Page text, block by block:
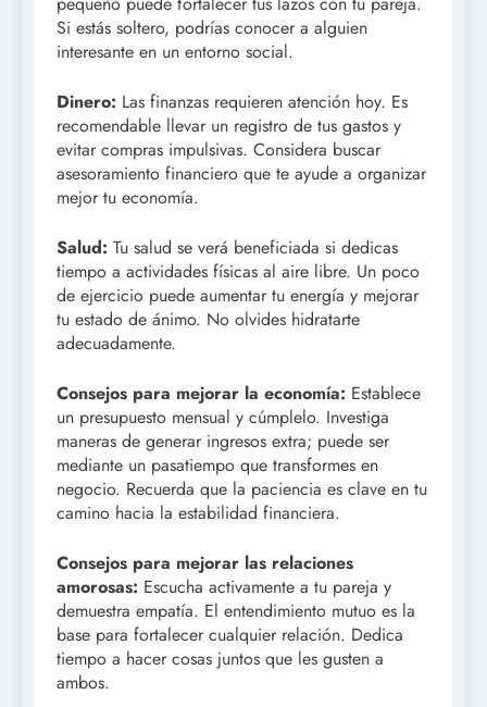
Si estás soltero, podrías conocer a alguien
interesante en un entorno social.
Dinero: Las finanzas requieren atención hoy. Es
recomendable llevar un registro de tus gastos y
evitar compras impulsivas. Considera buscar
asesoramiento financiero que te ayude a organizar
mejor tu economía.
Salud: Tu salud se verá beneficiada si dedicas
tiempo a actividades físicas al aire libre. Un poco
de ejercicio puede aumentar tu energía y mejorar
tu estado de ánimo. No olvides hidratarte
adecuadamente.
Consejos para mejorar la economía: Establece
un presupuesto mensual y cúmplelo. Investiga
maneras de generar ingresos extra; puede ser
mediante un pasatiempo que transformes en
negocio. Recuerda que la paciencia es clave en tu
camino hacia la estabilidad financiera.
Consejos para mejorar las relaciones
amorosas: Escucha activamente a tu pareja y
demuestra empatía. El entendimiento mutuo es la
base para fortalecer cualquier relación. Dedica
tiempo a hacer cosas juntos que les gusten a
ambos.